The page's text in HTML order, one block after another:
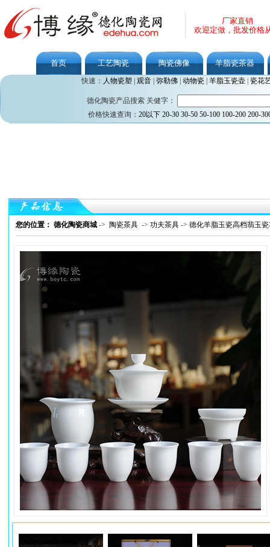
厂家直销
欢迎定做，批发价格
首页 工艺陶瓷 陶瓷佛像 羊脂瓷茶器
快速： 人物瓷塑 观音| 弥勒佛| 动物瓷| 羊脂玉瓷壶| 瓷花
德化陶瓷产品搜索 关健字：
价格快速查询： 20以下 20-30 30-50 50-100 100-200 200-
您的位置： 德化陶瓷商城 -> 陶瓷茶具 -> 功夫茶具 -> 德化羊脂玉瓷高档翡玉